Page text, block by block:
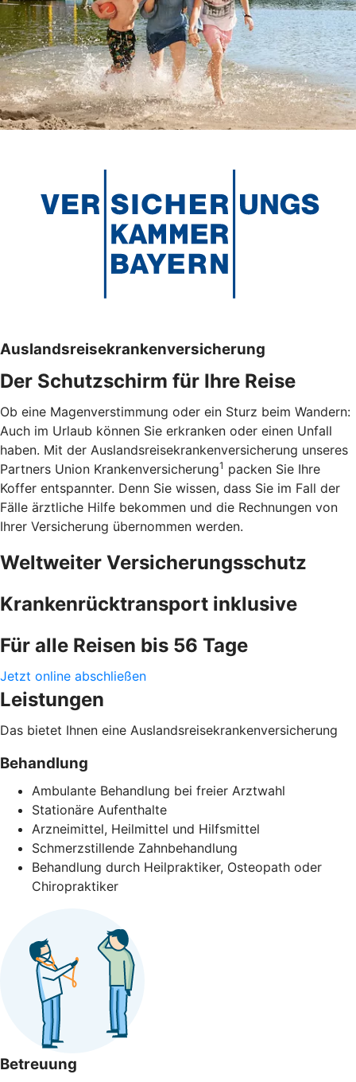
Auslandsreisekrankenversicherung
Der Schutzschirm für Ihre Reise
Ob eine Magenverstimmung oder ein Sturz beim Wandern:
Auch im Urlaub können Sie erkranken oder einen Unfall
haben. Mit der Auslandsreisekrankenversicherung unseres
Partners Union Krankenversicherung1 packen Sie Ihre
Koffer entspannter. Denn Sie wissen, dass Sie im Fall der
Fälle ärztliche Hilfe bekommen und die Rechnungen von
Ihrer Versicherung übernommen werden.
Weltweiter Versicherungsschutz
Krankenrücktransport inklusive
Für alle Reisen bis 56 Tage
Jetzt online abschließen
Leistungen
Das bietet Ihnen eine Auslandsreisekrankenversicherung
Behandlung
Ambulante Behandlung bei freier Arztwahl
Stationäre Aufenthalte
Arzneimittel, Heilmittel und Hilfsmittel
Schmerzstillende Zahnbehandlung
Behandlung durch Heilpraktiker, Osteopath oder
Chiropraktiker
Betreuung